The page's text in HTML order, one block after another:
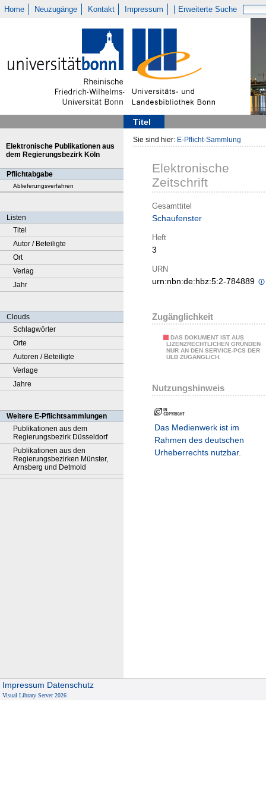
Home Neuzugänge Kontakt Impressum Erweiterte Suche
Titel
Elektronische Publikationen aus
dem Regierungsbezirk Köln
Pflichtabgabe
Ablieferungsverfahren
Listen
Titel
Autor / Beteiligte
Ort
Verlag
Jahr
Clouds
Schlagwörter
Orte
Autoren / Beteiligte
Verlage
Jahre
Weitere E-Pflichtsammlungen
Publikationen aus dem
Regierungsbezirk Düsseldorf
Publikationen aus den
Regierungsbezirken Münster,
Arnsberg und Detmold
Sie sind hier: E-Pflicht-Sammlung
Elektronische
Zeitschrift
Gesamttitel
Schaufenster
Heft
3
URN
urn:nbn:de:hbz:5:2-784889
Zugänglichkeit
DAS DOKUMENT IST AUS
LIZENZRECHTLICHEN GRÜNDEN
NUR AN DEN SERVICE-PCS DER
ULB ZUGÄNGLICH.
Nutzungshinweis
Das Medienwerk ist im
Rahmen des deutschen
Urheberrechts nutzbar.
Impressum Datenschutz
Visual Library Server 2026